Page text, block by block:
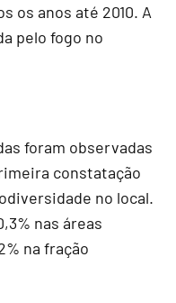
os anos até 2010. A
pelo fogo no
foram observadas
constatação
no local.
nas áreas
na fração